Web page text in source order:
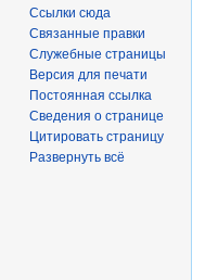
Ссылки сюда
Связанные правки
Служебные страницы
Версия для печати
Постоянная ссылка
Сведения о странице
Цитировать страницу
Развернуть всё